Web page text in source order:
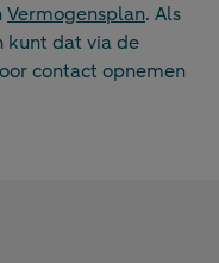
Vermogensplan. Als
kunt dat via de
contact opnemen